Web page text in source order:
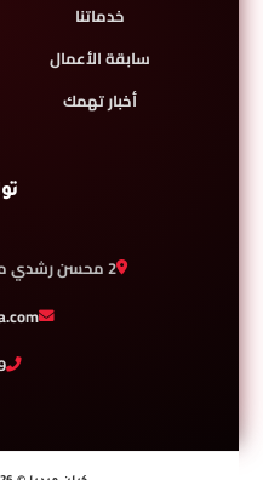
خدماتنا
سابقة الأعمال
أخبار تهمك
2 محسن رشدي مدينه نصر امام معهد الالسن